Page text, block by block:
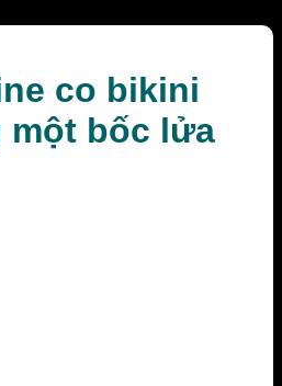
co bikini
một bốc lửa